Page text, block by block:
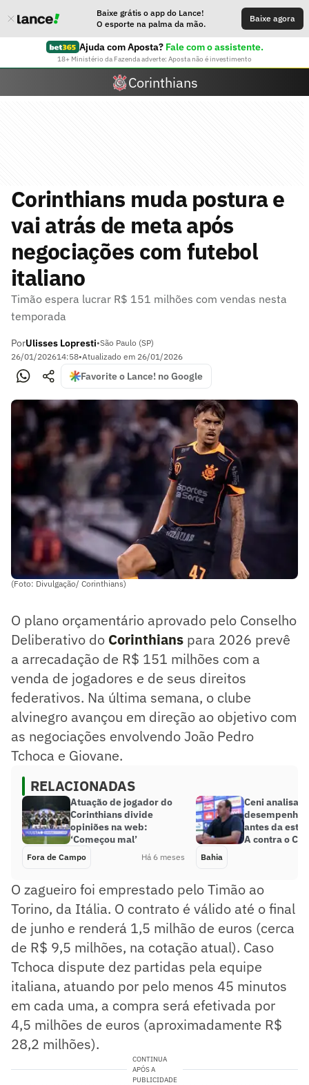
Baixe grátis o app do Lance!
O esporte na palma da mão.
Baixe agora
Ajuda com Aposta? Fale com o assistente.
18+ Ministério da Fazenda adverte: Aposta não é investimento
Corinthians
Corinthians muda postura e
vai atrás de meta após
negociações com futebol
italiano
Timão espera lucrar R$ 151 milhões com vendas nesta
temporada
PorUlisses Lopresti•São Paulo (SP)
26/01/202614:58•Atualizado em 26/01/2026
Favorite o Lance! no Google
(Foto: Divulgação/ Corinthians)
O plano orçamentário aprovado pelo Conselho
Deliberativo do Corinthians para 2026 prevê
a arrecadação de R$ 151 milhões com a
venda de jogadores e de seus direitos
federativos. Na última semana, o clube
alvinegro avançou em direção ao objetivo com
as negociações envolvendo João Pedro
Tchoca e Giovane.
RELACIONADAS
Atuação de jogador do
Corinthians divide
opiniões na web:
‘Começou mal’
Fora de Campo Há 6 meses
Ceni analisa
desempenho
antes da
A contra o
Bahia
O zagueiro foi emprestado pelo Timão ao
Torino, da Itália. O contrato é válido até o final
de junho e renderá 1,5 milhão de euros (cerca
de R$ 9,5 milhões, na cotação atual). Caso
Tchoca dispute dez partidas pela equipe
italiana, atuando por pelo menos 45 minutos
em cada uma, a compra será efetivada por
4,5 milhões de euros (aproximadamente R$
28,2 milhões).
CONTINUA
APÓS A
PUBLICIDADE